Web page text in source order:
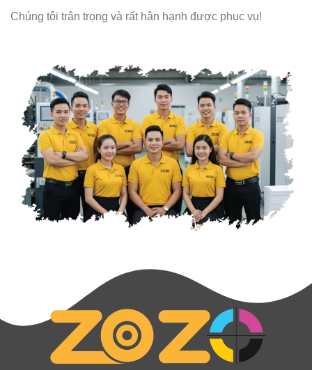
Chúng tôi trân trọng và rất hân hạnh được phục vụ!